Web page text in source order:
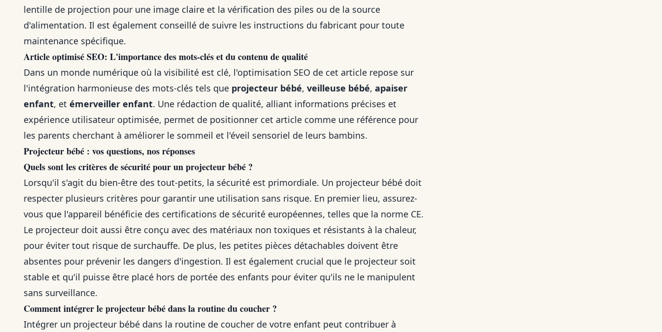
lentille de projection pour une image claire et la vérification des piles ou de la source
d'alimentation. Il est également conseillé de suivre les instructions du fabricant pour toute
maintenance spécifique.
Article optimisé SEO: L'importance des mots-clés et du contenu de qualité
Dans un monde numérique où la visibilité est clé, l'optimisation SEO de cet article repose sur
l'intégration harmonieuse des mots-clés tels que projecteur bébé, veilleuse bébé, apaiser
enfant, et émerveiller enfant. Une rédaction de qualité, alliant informations précises et
expérience utilisateur optimisée, permet de positionner cet article comme une référence pour
les parents cherchant à améliorer le sommeil et l'éveil sensoriel de leurs bambins.
Projecteur bébé : vos questions, nos réponses
Quels sont les critères de sécurité pour un projecteur bébé ?
Lorsqu'il s'agit du bien-être des tout-petits, la sécurité est primordiale. Un projecteur bébé doit
respecter plusieurs critères pour garantir une utilisation sans risque. En premier lieu, assurez-
vous que l'appareil bénéficie des certifications de sécurité européennes, telles que la norme CE.
Le projecteur doit aussi être conçu avec des matériaux non toxiques et résistants à la chaleur,
pour éviter tout risque de surchauffe. De plus, les petites pièces détachables doivent être
absentes pour prévenir les dangers d'ingestion. Il est également crucial que le projecteur soit
stable et qu'il puisse être placé hors de portée des enfants pour éviter qu'ils ne le manipulent
sans surveillance.
Comment intégrer le projecteur bébé dans la routine du coucher ?
Intégrer un projecteur bébé dans la routine de coucher de votre enfant peut contribuer à